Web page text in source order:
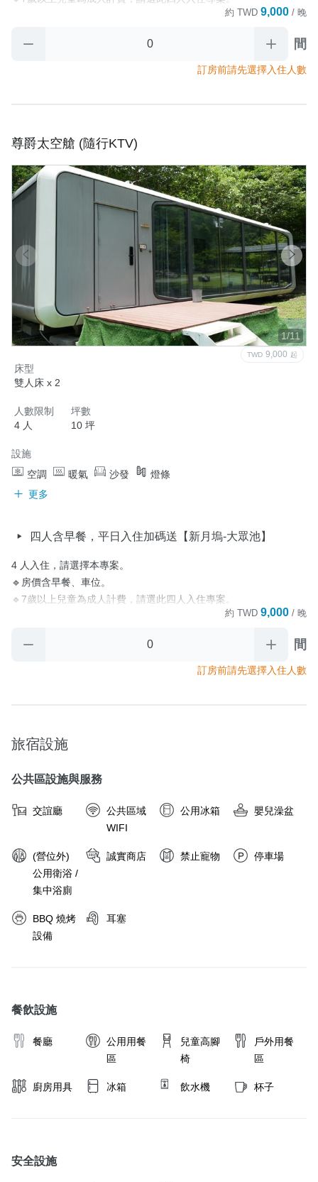
🔹園區規劃有烹飪用餐區，並提供客用食材冰箱、瓦斯爐押金$300
🔹為響應環保，園區不提供一次性備品(牙刷、牙膏、浴帽、紙拖
鞋、刮鬍刀等)，提供：小毛巾、沐浴乳、洗髮精、矮凳。
🔹太空艙房型，恕不提供寵物入住，違反加收清潔費3000元。
🔹小木屋房型為寵物友善房型，如入住寵物，需加購入住費用。
🔹小木屋房型會依不同人數來計算房價。
‼️平日入住加碼送‼️
平日定義：(週日至週五，非連續假期入住)
⭐【新月塢溫泉會館】大眾池泡湯券⭐
✅依付費人數給予大眾池泡湯券數。
✅大眾池需著泳裝、泳帽方可入池，詳細規範依現場為主。
✅營業時間：每週五至一，10:00-19:00。
✅ 免費票卷或無支付房款入住之訂單無贈送。
🔹【新月塢-新竹縣尖石鄉160號】
取消政策
約 TWD 9,000 / 晚
間
訂房前請先選擇入住人數
尊爵太空艙 (隨行KTV)
1/11
TWD 9,000 起
床型
雙人床 x 2
人數限制
4 人
坪數
10 坪
設施
空調
暖氣 沙發
燈條
更多
四人含早餐，平日入住加碼送【新月塢-大眾池】
4 人入住，請選擇本專案。
🔹房價含早餐、車位。
🔹7歲以上兒童為成人計費，請選此四人入住專案。
🔹園區規劃有烹飪用餐區，並提供客用食材冰箱、瓦斯爐押金$300
🔹為響應環保，園區不提供一次性備品(牙刷、牙膏、浴帽、紙拖
鞋、刮鬍刀等)，提供：小毛巾、沐浴乳、洗髮精、矮凳。
🔹太空艙房型，恕不提供寵物入住，違反加收清潔費3000元。
🔹小木屋房型為寵物友善房型，如入住寵物，需加購入住費用。
‼️平日入住加碼送‼️
平日定義：(週日至週五，非連續假期入住)
✅依付費人數給予大眾池泡湯券數。
✅大眾池需著泳裝、泳帽方可入池，詳細規範依現場為主。
✅營業時間：每週五至一，10:00-19:00。
🔹【新月塢-新竹縣尖石鄉160號】
約 TWD 9,000 / 晚
間
訂房前請先選擇入住人數
旅宿設施
公共區設施與服務
交誼廳
公共區域
WIFI
公用冰箱 嬰兒澡盆
(營位外)
公用衛浴 /
集中浴廁
誠實商店 禁止寵物 停車場
BBQ 燒烤
設備
耳塞
餐飲設施
餐廳
公用用餐
區
兒童高腳
椅
戶外用餐
區
廚房用具 冰箱 飲水機 杯子
安全設施